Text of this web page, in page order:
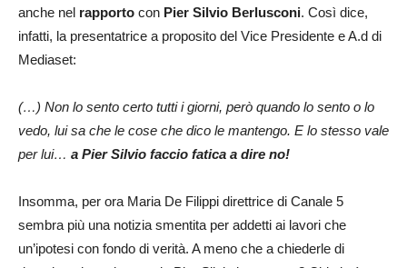
anche nel rapporto con Pier Silvio Berlusconi. Così dice,
infatti, la presentatrice a proposito del Vice Presidente e A.d di
Mediaset:
(…) Non lo sento certo tutti i giorni, però quando lo sento o lo
vedo, lui sa che le cose che dico le mantengo. E lo stesso vale
per lui… a Pier Silvio faccio fatica a dire no!
Insomma, per ora Maria De Filippi direttrice di Canale 5
sembra più una notizia smentita per addetti ai lavori che
un’ipotesi con fondo di verità. A meno che a chiederle di